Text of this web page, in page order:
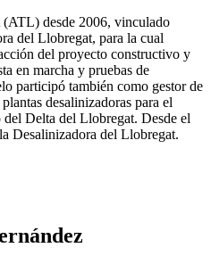
desde 2006, vinculado
del Llobregat, para la cual
del proyecto constructivo y
en marcha y pruebas de
participó también como gestor de
desalinizadoras para el
Delta del Llobregat. Desde el
Desalinizadora del Llobregat.